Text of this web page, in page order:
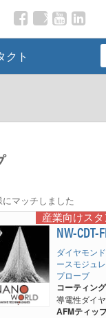
クト
マッチしました
産業向けス
NW-CDT-
ダイヤモン
ースモジュ
プローブ
コーティン
導電性ダイ
AFMティッ